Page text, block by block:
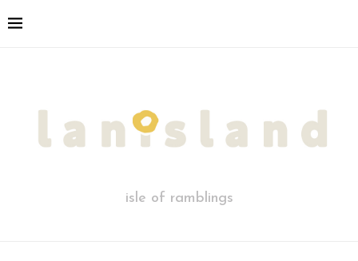
isle of ramblings